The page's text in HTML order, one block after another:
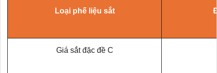
Loại phế liệu sắt
Giá sắt đặc đề C